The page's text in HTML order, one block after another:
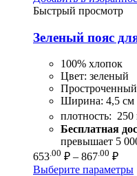
Быстрый просмотр
Зеленый пояс
100% хлопок
Цвет: зеленый
Простроченный
Ширина: 4,5 см
плотность: 250
Бесплатная
превышает 5
653 .00 ₽ – 867 .00 ₽
цен:
Выберите параметры